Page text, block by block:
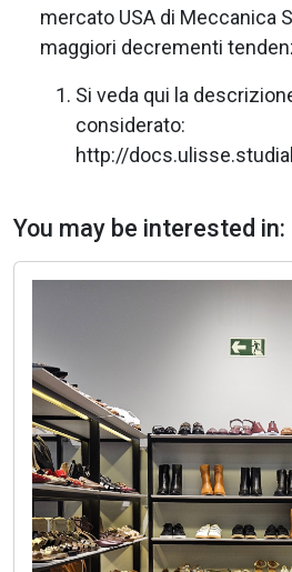
mercato USA di Meccanica
maggiori decrementi
Si veda qui la
considerato:
http://
You may be interested in: